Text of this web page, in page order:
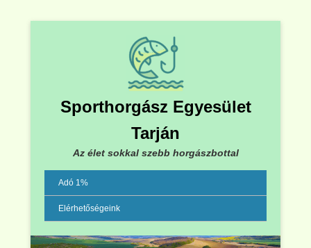
Sporthorgász Egyesület
Tarján
Az élet sokkal szebb horgászbottal
Adó 1%
Elérhetőségeink